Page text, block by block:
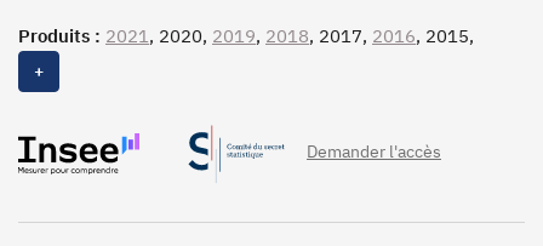
Produits : 2021, 2020, 2019, 2018, 2017, 2016, 2015,
2014, 2013, 2012, 2011, 2010, 2009, 2008, 2007
+
Demander l'accès